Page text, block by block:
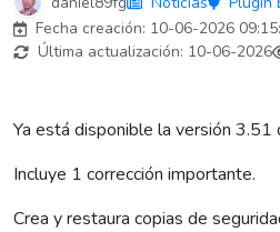
Fecha creación: 10-06-2026
Última actualización: 10-06-2026
Ya está disponible la versión 3.51
Incluye 1 corrección importante.
Crea y restaura copias de